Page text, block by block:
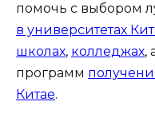
помочь с выбором
в университетах
школах, колледжах,
программ
Китае.